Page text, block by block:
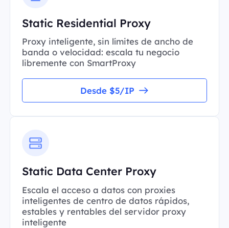
Static Residential Proxy
Proxy inteligente, sin límites de ancho de
banda o velocidad: escala tu negocio
libremente con SmartProxy
Desde $5/IP
Static Data Center Proxy
Escala el acceso a datos con proxies
inteligentes de centro de datos rápidos,
estables y rentables del servidor proxy
inteligente